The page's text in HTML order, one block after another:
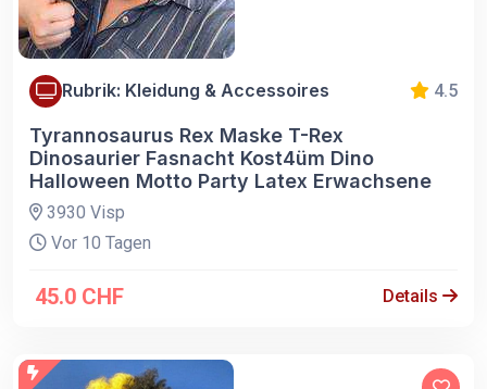
Rubrik: Kleidung & Accessoires 4.5
Tyrannosaurus Rex Maske T-Rex
Dinosaurier Fasnacht Kost4üm Dino
Halloween Motto Party Latex Erwachsene
3930 Visp
Vor 10 Tagen
45.0 CHF Details